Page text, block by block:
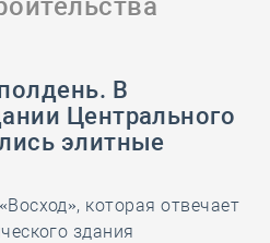
В
Центрального
элитные
которая отвечает
здания